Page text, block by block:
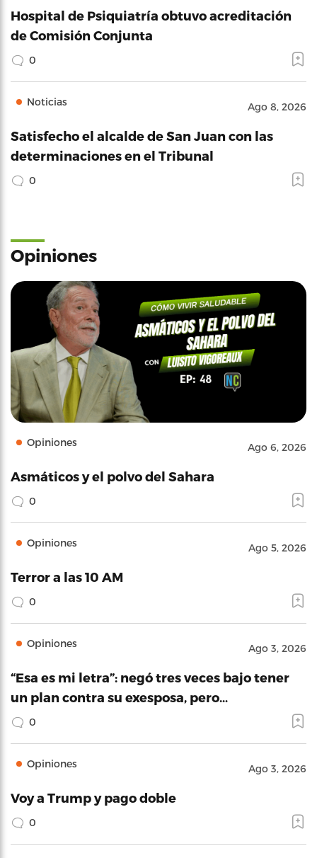
Hospital de Psiquiatría obtuvo acreditación
de Comisión Conjunta
0
Noticias Ago 8, 2026
Satisfecho el alcalde de San Juan con las
determinaciones en el Tribunal
0
Opiniones
Opiniones Ago 6, 2026
Asmáticos y el polvo del Sahara
0
Opiniones Ago 5, 2026
Terror a las 10 AM
0
Opiniones Ago 3, 2026
“Esa es mi letra”: negó tres veces bajo tener
un plan contra su exesposa, pero…
0
Opiniones Ago 3, 2026
Voy a Trump y pago doble
0